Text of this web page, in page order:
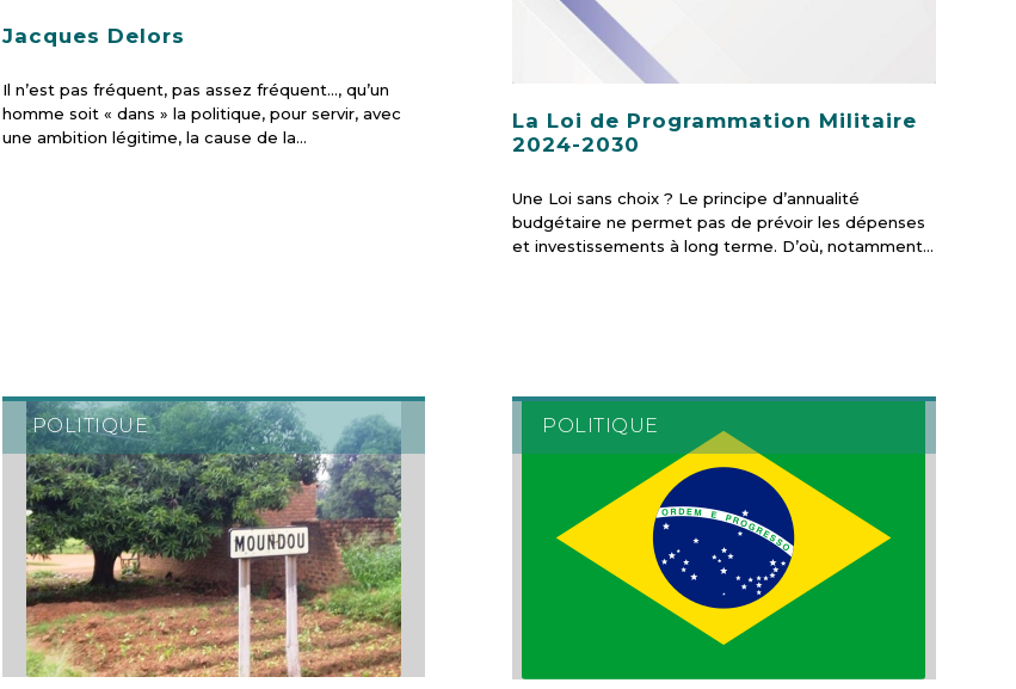
Jacques Delors
Il n’est pas fréquent, pas assez fréquent…, qu’un
homme soit « dans » la politique, pour servir, avec
une ambition légitime, la cause de la…
La Loi de Programmation Militaire
2024-2030
Une Loi sans choix ? Le principe d’annualité
budgétaire ne permet pas de prévoir les dépenses
et investissements à long terme. D’où, notamment…
POLITIQUE POLITIQUE